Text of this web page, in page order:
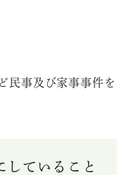
民事及び家事事件を
していること